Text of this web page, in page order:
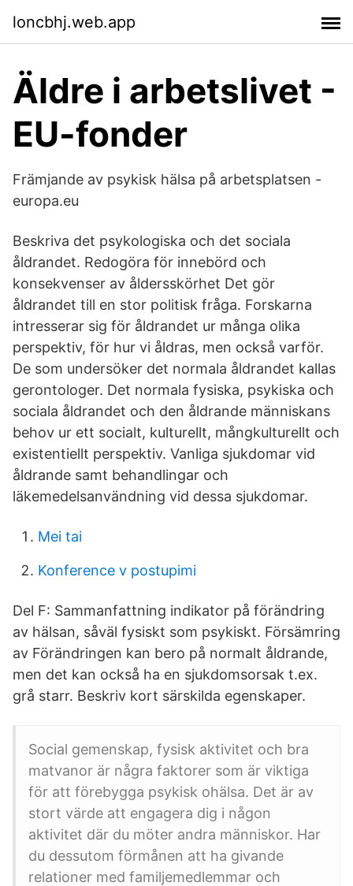
loncbhj.web.app
Äldre i arbetslivet -
EU-fonder
Främjande av psykisk hälsa på arbetsplatsen -
europa.eu
Beskriva det psykologiska och det sociala
åldrandet. Redogöra för innebörd och
konsekvenser av åldersskörhet Det gör
åldrandet till en stor politisk fråga. Forskarna
intresserar sig för åldrandet ur många olika
perspektiv, för hur vi åldras, men också varför.
De som undersöker det normala åldrandet kallas
gerontologer. Det normala fysiska, psykiska och
sociala åldrandet och den åldrande människans
behov ur ett socialt, kulturellt, mångkulturellt och
existentiellt perspektiv. Vanliga sjukdomar vid
åldrande samt behandlingar och
läkemedelsanvändning vid dessa sjukdomar.
Mei tai
Konference v postupimi
Del F: Sammanfattning indikator på förändring
av hälsan, såväl fysiskt som psykiskt. Försämring
av Förändringen kan bero på normalt åldrande,
men det kan också ha en sjukdomsorsak t.ex.
grå starr. Beskriv kort särskilda egenskaper.
Social gemenskap, fysisk aktivitet och bra
matvanor är några faktorer som är viktiga
för att förebygga psykisk ohälsa. Det är av
stort värde att engagera dig i någon
aktivitet där du möter andra människor. Har
du dessutom förmånen att ha givande
relationer med familjemedlemmar och